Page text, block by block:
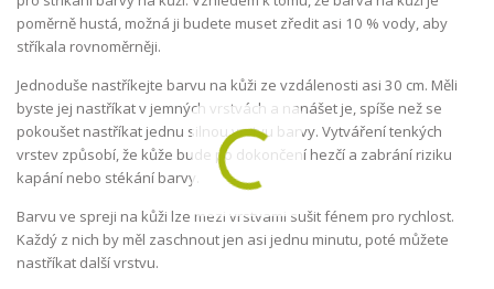
poměrně hustá, možná ji budete muset zředit asi 10 % vody, aby
stříkala rovnoměrněji.
Jednoduše nastříkejte barvu na kůži ze vzdálenosti asi 30 cm. Měli
byste jej nastříkat v jemných vrstvách a nanášet je, spíše než se
pokoušet nastříkat jednu silnou vrstvu barvy. Vytváření tenkých
vrstev způsobí, že kůže bude po dokončení hezčí a zabrání riziku
kapání nebo stékání barvy.
Barvu ve spreji na kůži lze mezi vrstvami sušit fénem pro rychlost.
Každý z nich by měl zaschnout jen asi jednu minutu, poté můžete
nastříkat další vrstvu.